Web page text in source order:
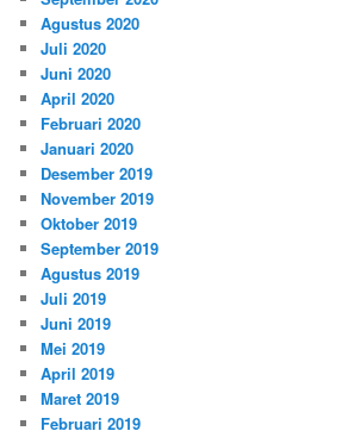
Agustus 2020
Juli 2020
Juni 2020
April 2020
Februari 2020
Januari 2020
Desember 2019
November 2019
Oktober 2019
September 2019
Agustus 2019
Juli 2019
Juni 2019
Mei 2019
April 2019
Maret 2019
Februari 2019